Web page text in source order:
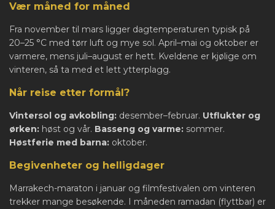
Vær måned for måned
Fra november til mars ligger dagtemperaturen typisk på
20–25 °C med tørr luft og mye sol. April–mai og oktober er
varmere, mens juli–august er hett. Kveldene er kjølige om
vinteren, så ta med et lett ytterplagg.
Når reise etter formål?
Vintersol og avkobling: desember–februar. Utflukter og
ørken: høst og vår. Basseng og varme: sommer.
Høstferie med barna: oktober.
Begivenheter og helligdager
Marrakech-maraton i januar og filmfestivalen om vinteren
trekker mange besøkende. I måneden ramadan (flyttbar) er